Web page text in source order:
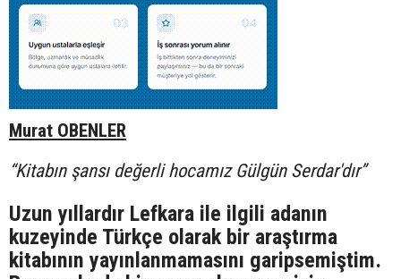
Murat OBENLER
“Kitabın şansı değerli hocamız Gülgün Serdar'dır”
Uzun yıllardır Lefkara ile ilgili adanın
kuzeyinde Türkçe olarak bir araştırma
kitabının yayınlanmamasını garipsemiştim.